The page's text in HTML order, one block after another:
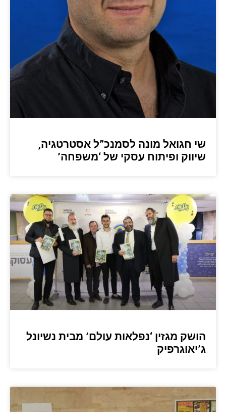
שי חגואל מונה לסמנכ”ל אסטרטגיה,
שיווק ופיתוח עסקי של ‘משפחה’
הושק מגזין ‘נפלאות עולם’ מבית נשיונל
ג’יאוגרפיק